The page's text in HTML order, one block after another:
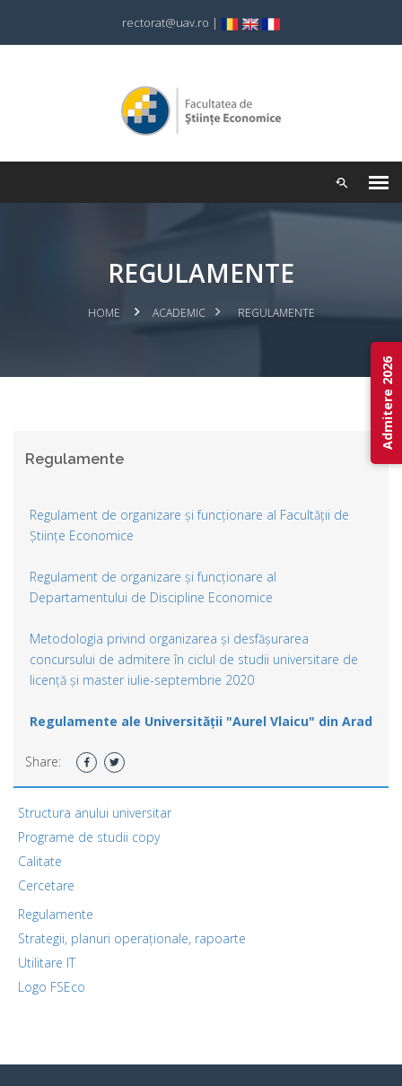
rectorat@uav.ro |
REGULAMENTE
HOME ACADEMIC REGULAMENTE
Regulamente
Regulament de organizare și funcționare al Facultății de
Științe Economice
Regulament de organizare și funcționare al
Departamentului de Discipline Economice
Metodologia privind organizarea și desfășurarea
concursului de admitere în ciclul de studii universitare de
licență și master iulie-septembrie 2020
Regulamente ale Universității "Aurel Vlaicu" din Arad
Share:
Structura anului universitar
Programe de studii copy
Calitate
Cercetare
Regulamente
Strategii, planuri operaționale, rapoarte
Utilitare IT
Logo FSEco
Admitere 2026